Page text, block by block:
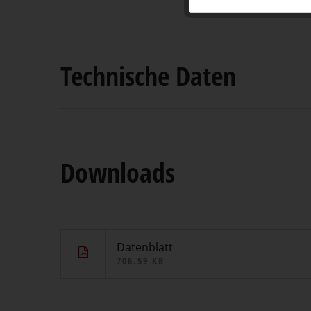
Technische Daten
Downloads
Datenblatt